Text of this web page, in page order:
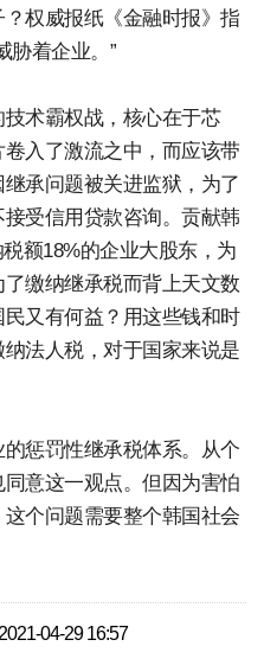
权威报纸《金融时报》指
胁着企业。”
术霸权战，核心在于芯
入了激流之中，而应该带
承问题被关进监狱，为了
受信用贷款咨询。贡献韩
额18%的企业大股东，为
缴纳继承税而背上天文数
又有何益？用这些钱和时
法人税，对于国家来说是
惩罚性继承税体系。从个
意这一观点。但因为害怕
个问题需要整个韩国社会
04-29 16:57